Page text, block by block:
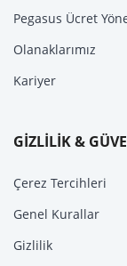
Pegasus Ücret
Olanaklarımız
Kariyer
GİZLİLİK &
Çerez Tercihleri
Genel Kurallar
Gizlilik